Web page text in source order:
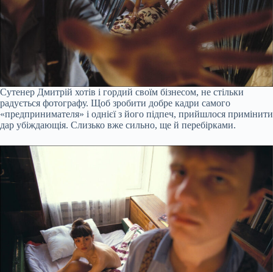
Сутенер Дмитрій хотів і гордий своїм бізнесом, не стільки
радується фотографу. Щоб зробити добре кадри самого
«предпринимателя» і однієї з його підпеч, прийшлося примінити
дар убіждающія. Слизько вже сильно, ще й перебірками.